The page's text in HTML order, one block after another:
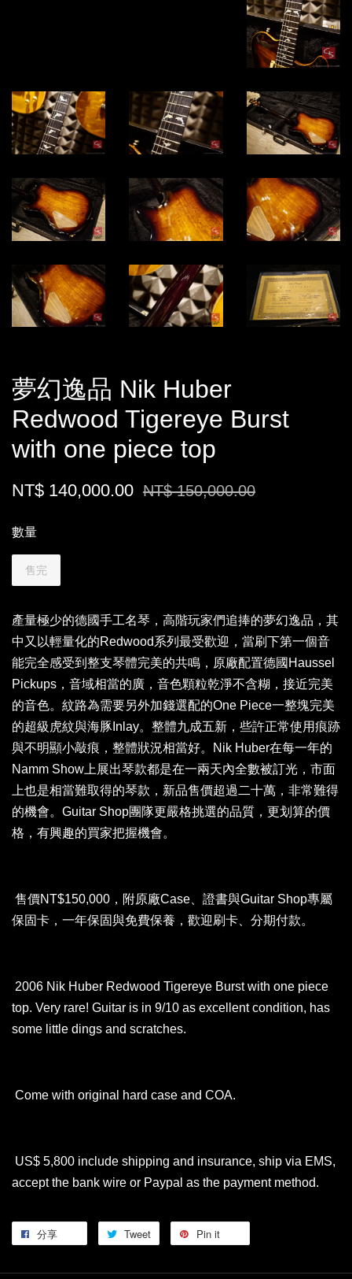
夢幻逸品 Nik Huber
Redwood Tigereye Burst
with one piece top
NT$ 140,000.00 NT$ 150,000.00
數量
售完
產量極少的德國手工名琴，高階玩家們追捧的夢幻逸品，其
中又以輕量化的Redwood系列最受歡迎，當刷下第一個音
能完全感受到整支琴體完美的共鳴，原廠配置德國Haussel
Pickups，音域相當的廣，音色顆粒乾淨不含糊，接近完美
的音色。紋路為需要另外加錢選配的One Piece一整塊完美
的超級虎紋與海豚Inlay。整體九成五新，些許正常使用痕跡
與不明顯小敲痕，整體狀況相當好。Nik Huber在每一年的
Namm Show上展出琴款都是在一兩天內全數被訂光，市面
上也是相當難取得的琴款，新品售價超過二十萬，非常難得
的機會。Guitar Shop團隊更嚴格挑選的品質，更划算的價
格，有興趣的買家把握機會。
售價NT$150,000，附原廠Case、證書與Guitar Shop專屬
保固卡，一年保固與免費保養，歡迎刷卡、分期付款。
2006 Nik Huber Redwood Tigereye Burst with one piece
top. Very rare! Guitar is in 9/10 as excellent condition, has
some little dings and scratches.
Come with original hard case and COA.
US$ 5,800 include shipping and insurance, ship via EMS,
accept the bank wire or Paypal as the payment method.
分享 Tweet Pin it